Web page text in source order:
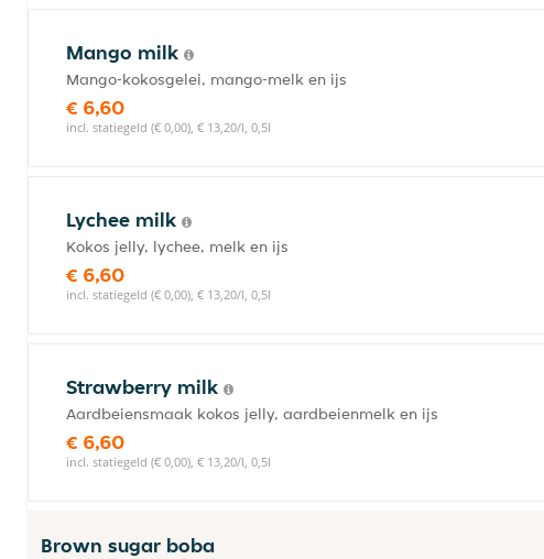
Mango milk
Mango-kokosgelei, mango-melk en ijs
€ 6,60
incl. statiegeld (€ 0,00), € 13,20/l, 0,5l
Lychee milk
Kokos jelly, lychee, melk en ijs
€ 6,60
incl. statiegeld (€ 0,00), € 13,20/l, 0,5l
Strawberry milk
Aardbeiensmaak kokos jelly, aardbeienmelk en ijs
€ 6,60
incl. statiegeld (€ 0,00), € 13,20/l, 0,5l
Brown sugar boba